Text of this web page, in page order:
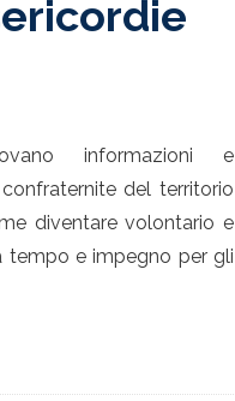
informazioni e
del territorio
diventare volontario e
tempo e impegno per gli